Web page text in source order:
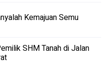
Kemajuan Semu
SHM Tanah di Jalan